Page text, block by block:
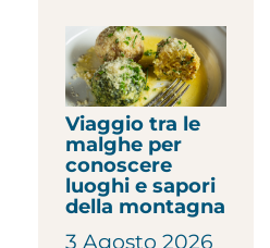
Viaggio tra le
malghe per
conoscere
luoghi e sapori
della montagna
3 Agosto 2026